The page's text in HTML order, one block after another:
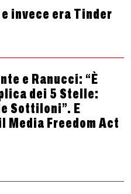
invece era Tinder
e Ranucci: “È
dei 5 Stelle:
Sottiloni”. E
Media Freedom Act